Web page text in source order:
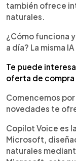
también ofrece
naturales.
¿Cómo funciona
a día? La misma
Te puede
oferta de compra
Comencemos
novedades te
Copilot Voice es
Microsoft,
naturales